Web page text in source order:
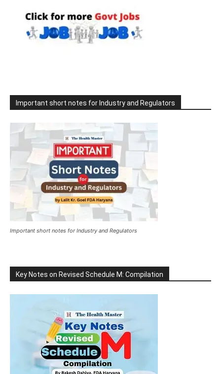
Important short notes for Industry and Regulators
Important short notes for Industry and Regulators
Key Notes on Revised Schedule M: Compilation